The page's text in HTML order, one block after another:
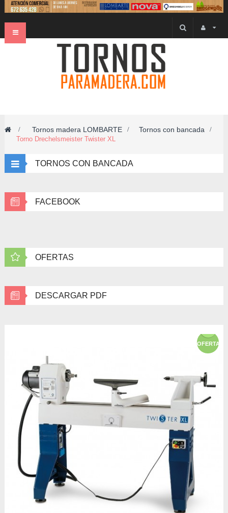
Navegación
> Tornos madera LOMBARTE > Tornos con bancada
Torno Drechelsmeister Twister XL
TORNOS CON BANCADA
FACEBOOK
OFERTAS
DESCARGAR PDF
OFERTA!